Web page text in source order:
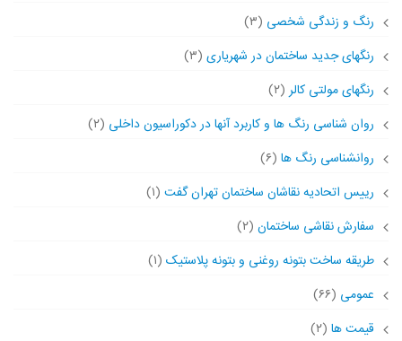
رنگ و زندگی شخصی (۳)
رنگهای جدید ساختمان در شهریاری (۳)
رنگهای مولتی کالر(۲)
روان شناسی رنگ ها و کاربرد آنها در دکوراسیون داخلی (۲)
روانشناسی رنگ ها (۶)
رییس اتحادیه نقاشان ساختمان تهران گفت (۱)
سفارش نقاشی ساختمان (۲)
طریقه ساخت بتونه روغنی و بتونه پلاستیک (۱)
عمومی (۶۶)
قیمت ها (۲)